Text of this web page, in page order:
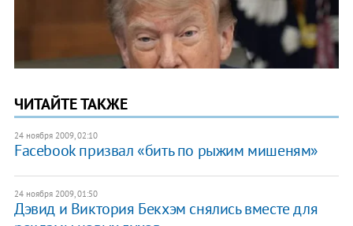
ЧИТАЙТЕ ТАКЖЕ
24 ноября 2009, 02:10
Facebook призвал «бить по рыжим мишеням»
24 ноября 2009, 01:50
Дэвид и Виктория Бекхэм снялись вместе для